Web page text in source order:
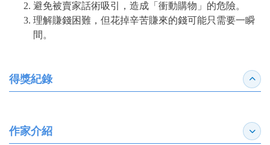
避免被賣家話術吸引，造成「衝動購物」的危險。
理解賺錢困難，但花掉辛苦賺來的錢可能只需要一瞬
間。
得獎紀錄 收合
作家介紹 展開